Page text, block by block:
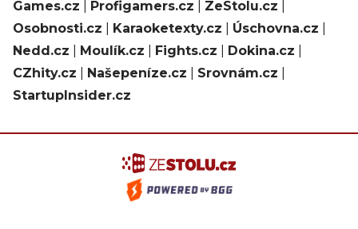
Games.cz
Profigamers.cz ZeStolu.cz
Osobnosti.cz
Karaoketexty.cz Úschovna.cz
Nedd.cz
Moulík.cz Fights.cz Dokina.cz
CZhity.cz
Našepeníze.cz Srovnám.cz
StartupInsider.cz